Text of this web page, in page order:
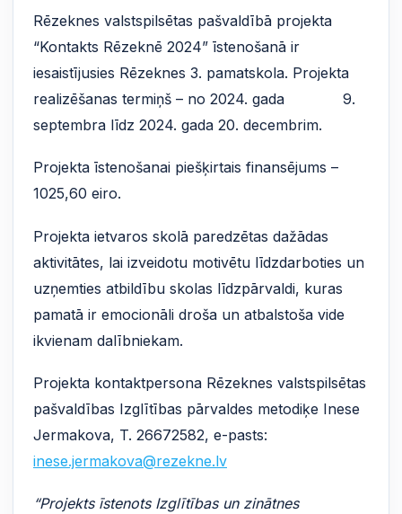
Rēzeknes valstspilsētas pašvaldībā projekta
“Kontakts Rēzeknē 2024” īstenošanā ir
iesaistījusies Rēzeknes 3. pamatskola. Projekta
realizēšanas termiņš – no 2024. gada 9.
septembra līdz 2024. gada 20. decembrim.
Projekta īstenošanai piešķirtais finansējums –
1025,60 eiro.
Projekta ietvaros skolā paredzētas dažādas
aktivitātes, lai izveidotu motivētu līdzdarboties un
uzņemties atbildību skolas līdzpārvaldi, kuras
pamatā ir emocionāli droša un atbalstoša vide
ikvienam dalībniekam.
Projekta kontaktpersona Rēzeknes valstspilsētas
pašvaldības Izglītības pārvaldes metodiķe Inese
Jermakova, T. 26672582, e-pasts:
inese.jermakova@rezekne.lv
“Projekts īstenots Izglītības un zinātnes